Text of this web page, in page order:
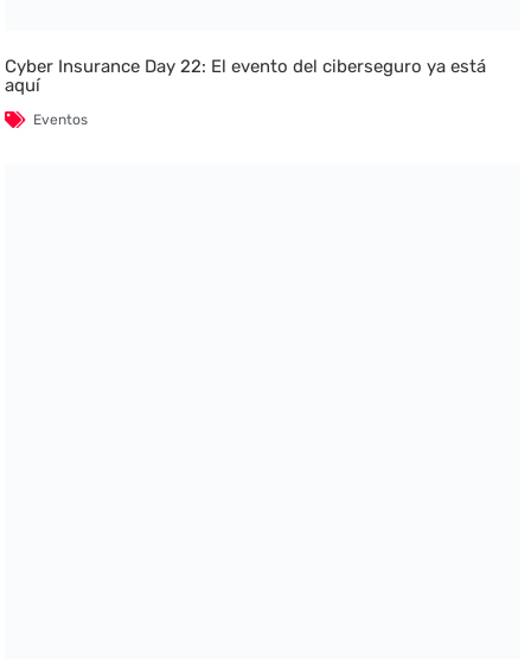
Cyber Insurance Day 22: El evento del ciberseguro ya está
aquí
Eventos